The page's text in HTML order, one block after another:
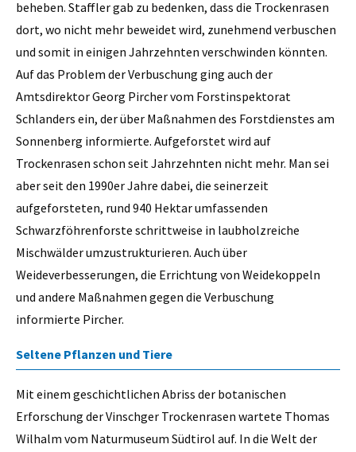
beheben. Staffler gab zu bedenken, dass die Trockenrasen
dort, wo nicht mehr beweidet wird, zunehmend verbuschen
und somit in einigen Jahrzehnten verschwinden könnten.
Auf das Problem der Verbuschung ging auch der
Amtsdirektor Georg Pircher vom Forstinspektorat
Schlanders ein, der über Maßnahmen des Forstdienstes am
Sonnenberg informierte. Aufgeforstet wird auf
Trockenrasen schon seit Jahrzehnten nicht mehr. Man sei
aber seit den 1990er Jahre dabei, die seinerzeit
aufgeforsteten, rund 940 Hektar umfassenden
Schwarzföhrenforste schrittweise in laubholzreiche
Mischwälder umzustrukturieren. Auch über
Weideverbesserungen, die Errichtung von Weidekoppeln
und andere Maßnahmen gegen die Verbuschung
informierte Pircher.
Seltene Pflanzen und Tiere
Mit einem geschichtlichen Abriss der botanischen
Erforschung der Vinschger Trockenrasen wartete Thomas
Wilhalm vom Naturmuseum Südtirol auf. In die Welt der